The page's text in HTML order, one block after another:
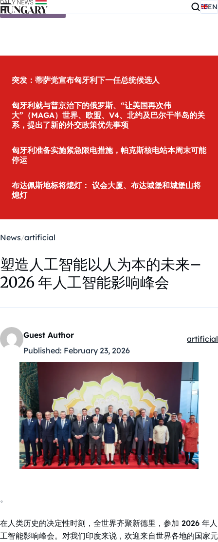
Skip to content EN
突发：蒂萨党宣布匈牙利下一任总统候选人
匈牙利就与普京治下的俄罗斯、“让美国再次伟
大”（MAGA）世界、欧盟、V4、北约及巴尔干半岛的关
系，提出了新的外交政策优先事项
匈牙利准备实施紧急限电措施，帕克斯核电站本周末可能
停运
布达佩斯地标将熄灯： 议会大厦、布达城堡和城堡山将
熄灯
News artificial
塑造人工智能以人为本的未来–
2026 年人工智能影响峰会
Guest Author
Published: February 23, 2026
artificial
。
在人类历史的决定性时刻，全世界齐聚新德里，参加 2026 年人
工智能影响峰会。对我们印度来说，欢迎来自世界各地的国家元